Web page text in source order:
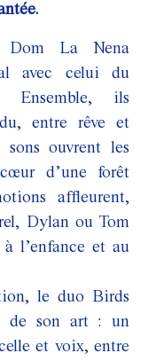
Dom La Nena
avec celui du
Ensemble, ils
entre rêve et
ouvrent les
d’une forêt
affleurent,
Dylan ou Tom
à l’enfance et au
le duo Birds
de son art : un
et voix, entre